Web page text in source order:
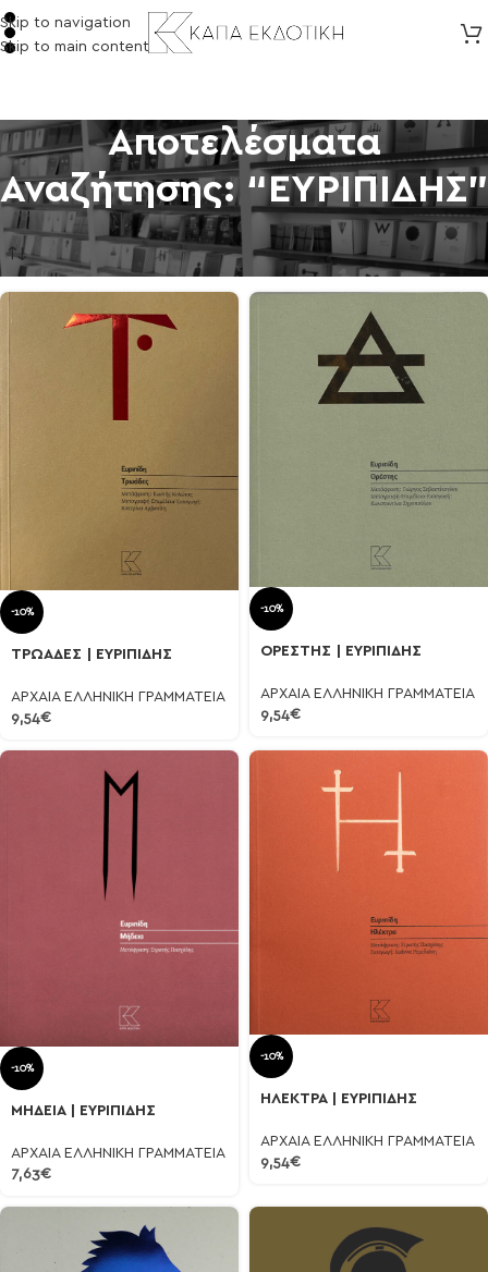
Skip to navigation
Skip to main content
Αποτελέσματα
Αναζήτησης: “ΕΥΡΙΠΙΔΗΣ”
Αρχική σελίδα / eSHOP/Αποτελέσματα αναζήτησης για “ΕΥΡΙΠΙΔΗΣ”
-10%
ΤΡΩΑΔΕΣ | ΕΥΡΙΠΙΔΗΣ
ΑΡΧΑΙΑ ΕΛΛΗΝΙΚΗ ΓΡΑΜΜΑΤΕΙΑ
9,54€
-10%
ΟΡΕΣΤΗΣ | ΕΥΡΙΠΙΔΗΣ
ΑΡΧΑΙΑ ΕΛΛΗΝΙΚΗ ΓΡΑΜΜΑΤΕΙΑ
9,54€
-10%
ΜΗΔΕΙΑ | ΕΥΡΙΠΙΔΗΣ
ΑΡΧΑΙΑ ΕΛΛΗΝΙΚΗ ΓΡΑΜΜΑΤΕΙΑ
7,63€
-10%
ΗΛΕΚΤΡΑ | ΕΥΡΙΠΙΔΗΣ
ΑΡΧΑΙΑ ΕΛΛΗΝΙΚΗ ΓΡΑΜΜΑΤΕΙΑ
9,54€